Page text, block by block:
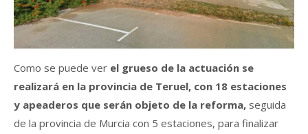
Como se puede ver el grueso de la actuación se
realizará en la provincia de Teruel, con 18 estaciones
y apeaderos que serán objeto de la reforma, seguida
de la provincia de Murcia con 5 estaciones, para finalizar